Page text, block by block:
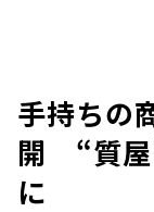
手持ちの
開 “質屋
に